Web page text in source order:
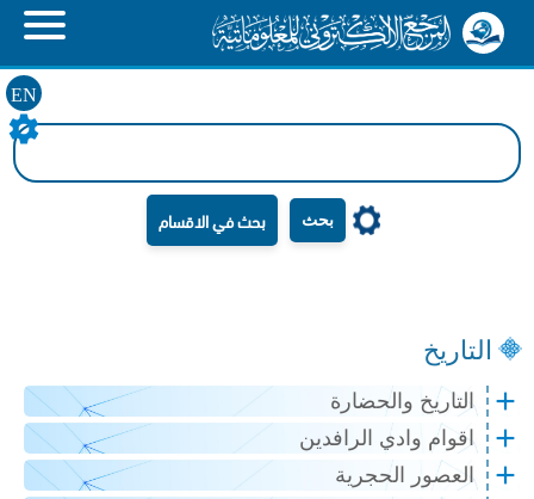
EN
بحث
التاريخ
التاريخ والحضارة
اقوام وادي الرافدين
العصور الحجرية